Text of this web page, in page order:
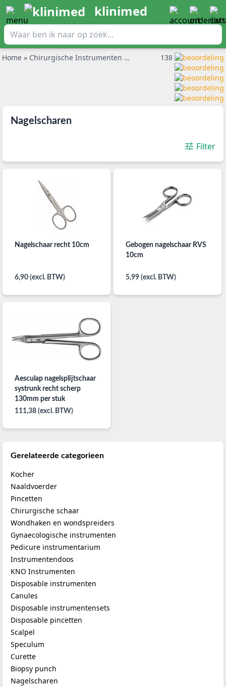
klinimed
Home » Chirurgische Instrumenten » Nagelscharen
138
Gerelateerde categorieen
Kocher
Naaldvoerder
Pincetten
Chirurgische schaar
Wondhaken en wondspreiders
Gynaecologische instrumenten
Pedicure instrumentarium
Instrumentendoos
KNO Instrumenten
Disposable instrumenten
Canules
Disposable instrumentensets
Disposable pincetten
Scalpel
Speculum
Curette
Biopsy punch
Nagelscharen
Nagelscharen
Filter
Nagelschaar recht 10cm
6,90 (excl. BTW)
Gebogen nagelschaar RVS
10cm
5,99 (excl. BTW)
Aesculap nagelsplijtschaar
systrunk recht scherp
130mm per stuk
111,38 (excl. BTW)